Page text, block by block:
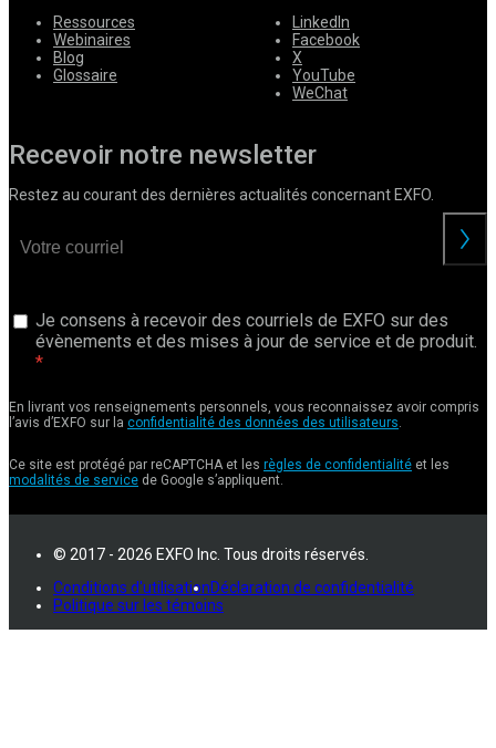
Ressources
Webinaires
Blog
Glossaire
LinkedIn
Facebook
X
YouTube
WeChat
Recevoir notre newsletter
Restez au courant des dernières actualités concernant EXFO.
Je consens à recevoir des courriels de EXFO sur des
évènements et des mises à jour de service et de produit.
En livrant vos renseignements personnels, vous reconnaissez avoir compris
l’avis d’EXFO sur la confidentialité des données des utilisateurs.
Ce site est protégé par reCAPTCHA et les règles de confidentialité et les
modalités de service de Google s’appliquent.
© 2017 - 2026 EXFO Inc. Tous droits réservés.
Conditions d'utilisationDéclaration de confidentialité
Politique sur les témoins